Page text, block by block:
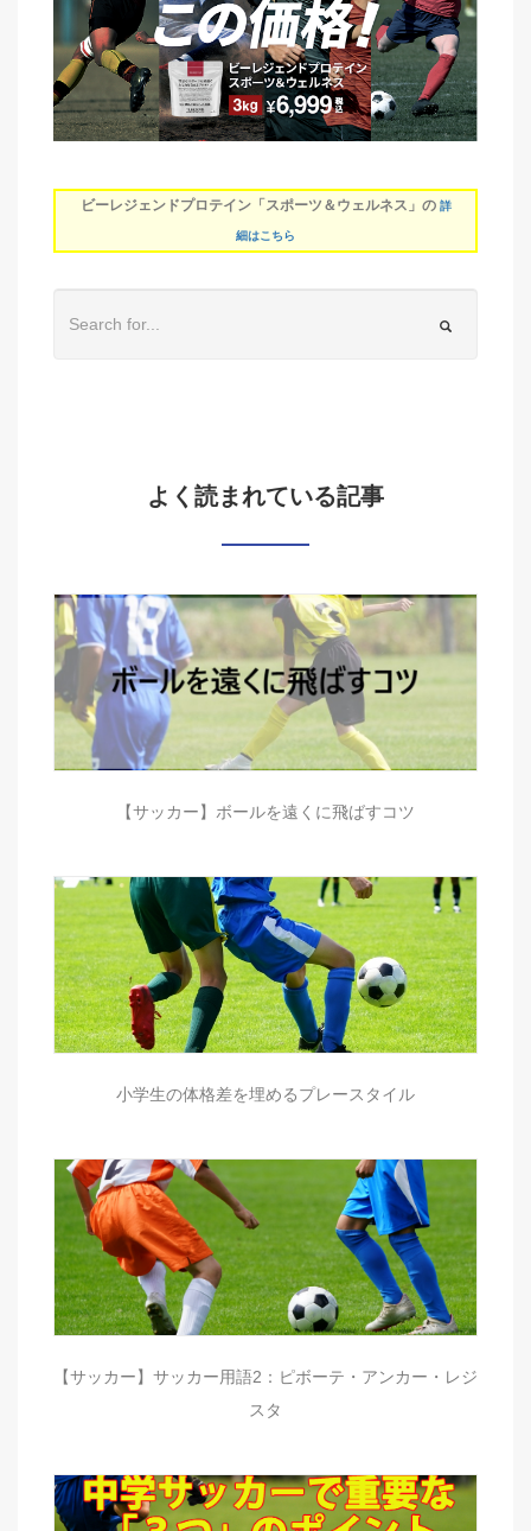
ビーレジェンドプロテイン「スポーツ＆ウェルネス」の 詳
細はこちら
よく読まれている記事
【サッカー】ボールを遠くに飛ばすコツ
小学生の体格差を埋めるプレースタイル
【サッカー】サッカー用語2：ピボーテ・アンカー・レジ
スタ